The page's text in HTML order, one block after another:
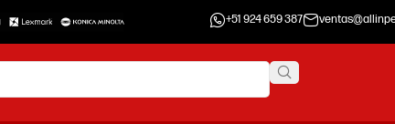
+51 924 659 387